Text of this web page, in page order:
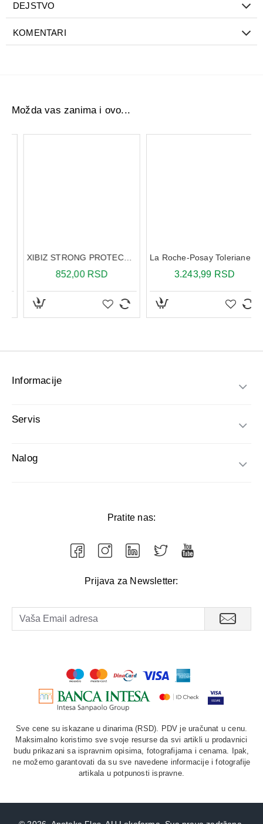
DEJSTVO
KOMENTARI
Možda vas zanima i ovo...
Informacije
Servis
Nalog
Pratite nas:
Prijava za Newsletter:
Sve cene su iskazane u dinarima (RSD). PDV je uračunat u cenu.
Maksimalno koristimo sve svoje resurse da svi artikli u prodavnici
budu prikazani sa ispravnim opisima, fotografijama i cenama. Ipak,
ne možemo garantovati da su sve navedene informacije i fotografije
artikala u potpunosti ispravne.